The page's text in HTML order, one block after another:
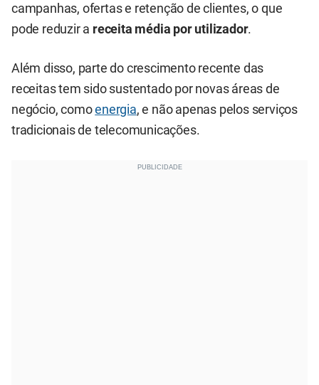
campanhas, ofertas e retenção de clientes, o que
pode reduzir a receita média por utilizador.
Além disso, parte do crescimento recente das
receitas tem sido sustentado por novas áreas de
negócio, comoenergia, e não apenas pelos serviços
tradicionais de telecomunicações.